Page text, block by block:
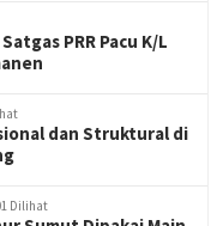
PRR Pacu K/L
dan Struktural di
Dilihat